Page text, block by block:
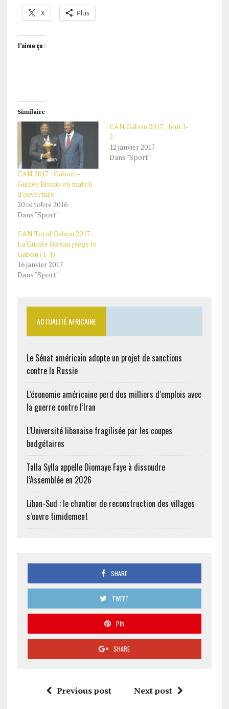
X Plus
J’aime ça :
Similaire
CAN 2017 : Gabon –
Guinée Bissau en match
d’ouverture
20 octobre 2016
Dans "Sport"
CAN Gabon 2017 : Jour J-
2
12 janvier 2017
Dans "Sport"
CAN Total Gabon 2017 :
La Guinée Bissau piège le
Gabon (1-1)
16 janvier 2017
Dans "Sport"
ACTUALITÉ AFRICAINE
Le Sénat américain adopte un projet de sanctions
contre la Russie
L’économie américaine perd des milliers d’emplois avec
la guerre contre l’Iran
L’Université libanaise fragilisée par les coupes
budgétaires
Talla Sylla appelle Diomaye Faye à dissoudre
l’Assemblée en 2026
Liban-Sud : le chantier de reconstruction des villages
s’ouvre timidement
SHARE
TWEET
PIN
SHARE
Previous post Next post